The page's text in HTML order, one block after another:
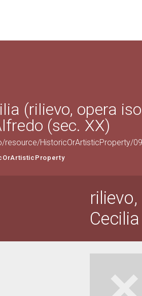
(rilievo, opera
(sec. XX)
resource/HistoricOrArtisticProperty/
Cecilia